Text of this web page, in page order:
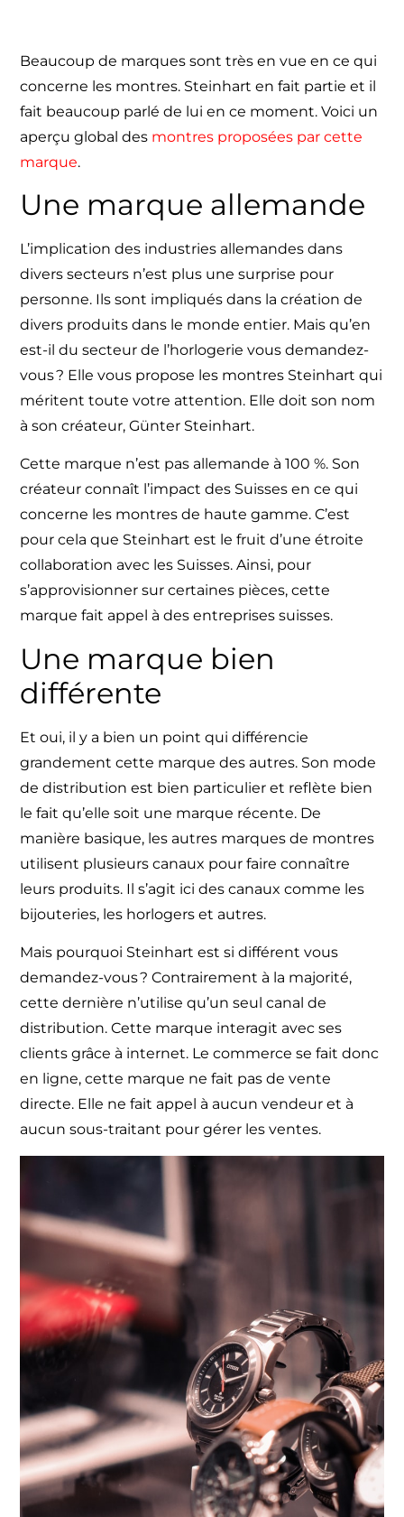
Beaucoup de marquessont très en vue en ce qui
concerne les montres. Steinharten fait partie et il
fait beaucoup parlé de lui en ce moment. Voici un
aperçu global des montres proposées par cette
marque.
Une marque allemande
L’implication des industries allemandes dans
divers secteurs n’est plus une surprise pour
personne. Ils sont impliqués dans la création de
divers produits dans le monde entier. Mais qu’en
est-il du secteur de l’horlogerie vous demandez-
vous ? Elle vous propose les montres Steinhartqui
méritent toute votre attention. Elle doit son nom
à son créateur, Günter Steinhart.
Cette marque n’est pas allemande à 100 %. Son
créateur connaît l’impact des Suisses en ce qui
concerne les montres de haute gamme. C’est
pour cela que Steinhartest le fruit d’une étroite
collaboration avec les Suisses. Ainsi, pour
s’approvisionner sur certaines pièces, cette
marque fait appel à des entreprises suisses.
Une marque bien
différente
Et oui, il y a bien un point qui différencie
grandement cette marquedes autres. Son mode
de distribution est bien particulier et reflète bien
le fait qu’elle soit une marque récente. De
manière basique, les autres marques de montres
utilisent plusieurs canaux pour faire connaître
leurs produits. Il s’agit ici des canaux comme les
bijouteries, les horlogers et autres.
Mais pourquoi Steinhartest si différent vous
demandez-vous ? Contrairement à la majorité,
cette dernière n’utilise qu’un seul canal de
distribution. Cette marque interagit avec ses
clients grâce à internet. Le commerce se fait donc
en ligne, cette marque ne fait pas de vente
directe. Elle ne fait appel à aucun vendeur et à
aucun sous-traitant pour gérer les ventes.